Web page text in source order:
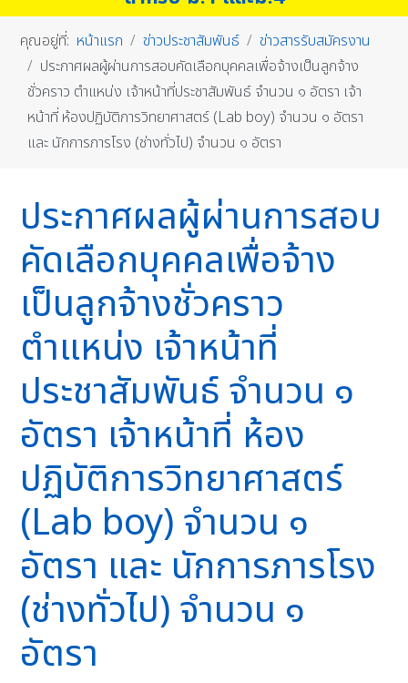
คุณอยู่ที่: หน้าแรก ข่าวประชาสัมพันธ์
ข่าวสารรับสมัครงาน
ประกาศผลผู้ผ่านการสอบคัดเลือกบุคคลเพื่อจ้างเป็นลูกจ้าง
ชั่วคราว ตำแหน่ง เจ้าหน้าที่ประชาสัมพันธ์ จำนวน ๑ อัตรา เจ้า
หน้าที่ ห้องปฏิบัติการวิทยาศาสตร์ (Lab boy) จำนวน ๑ อัตรา
และ นักการภารโรง (ช่างทั่วไป) จำนวน ๑ อัตรา
ประกาศผลผู้ผ่านการสอบ
คัดเลือกบุคคลเพื่อจ้าง
เป็นลูกจ้างชั่วคราว
ตำแหน่ง เจ้าหน้าที่
ประชาสัมพันธ์ จำนวน ๑
อัตรา เจ้าหน้าที่ ห้อง
ปฏิบัติการวิทยาศาสตร์
(Lab boy) จำนวน ๑
อัตรา และ นักการภารโรง
(ช่างทั่วไป) จำนวน ๑
อัตรา